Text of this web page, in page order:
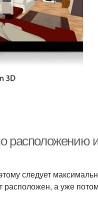
расположению
следует
расположен, а уже